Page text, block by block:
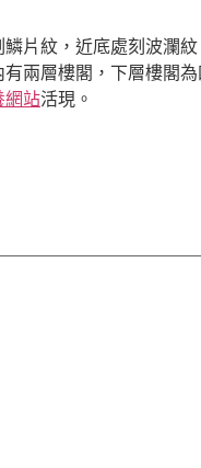
紋，近底處刻波瀾
兩層樓閣，下層樓閣
網站活現。